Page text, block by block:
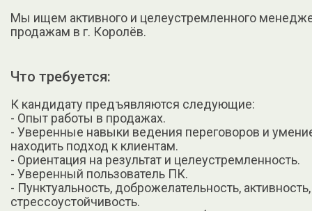
Мы ищем активного и целеустремленного
продажам в г. Королёв.
Что требуется:
К кандидату предъявляются следующие:
- Опыт работы в продажах.
- Уверенные навыки ведения переговоров и
находить подход к клиентам.
- Ориентация на результат и целеустремленность.
- Уверенный пользователь ПК.
- Пунктуальность, доброжелательность, активность,
стрессоустойчивость.